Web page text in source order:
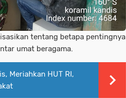
tentang betapa pentingnya
umat beragama.
Meriahkan HUT RI,